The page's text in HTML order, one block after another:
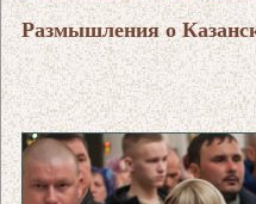
Размышления о